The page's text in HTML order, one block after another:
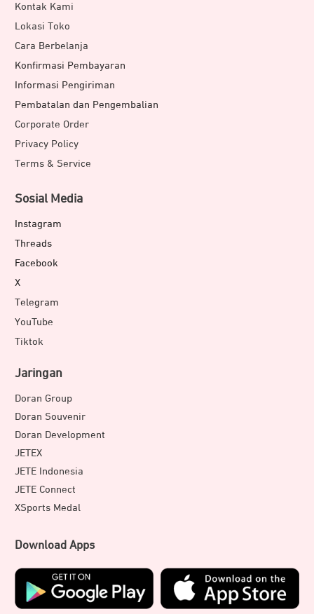
Kontak Kami
Lokasi Toko
Cara Berbelanja
Konfirmasi Pembayaran
Informasi Pengiriman
Pembatalan dan Pengembalian
Corporate Order
Privacy Policy
Terms & Service
Sosial Media
Instagram
Threads
Facebook
X
Telegram
YouTube
Tiktok
Jaringan
Doran Group
Doran Souvenir
Doran Development
JETEX
JETE Indonesia
JETE Connect
XSports Medal
Download Apps